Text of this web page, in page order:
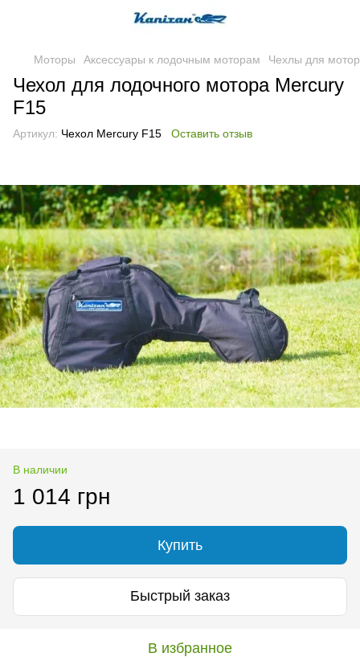
Моторы Аксессуары к лодочным моторам Чехлы для
Чехол для лодочного мотора Mercury
F15
Артикул: Чехол Mercury F15 Оставить отзыв
В наличии
1 014 грн
Купить
Быстрый заказ
В избранное